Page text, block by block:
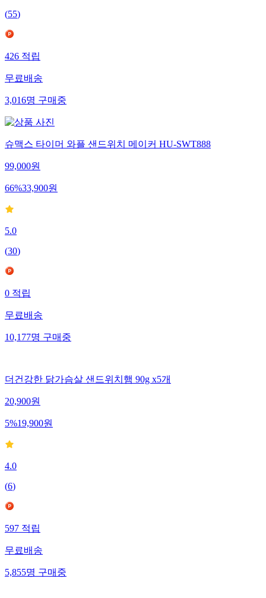
(55)
426 적립
무료배송
3,016명 구매중
슈맥스 타이머 와플 샌드위치 메이커 HU-SWT888
99,000원
66%33,900원
5.0
(30)
0 적립
무료배송
10,177명 구매중
더건강한 닭가슴살 샌드위치햄 90g x5개
20,900원
5%19,900원
4.0
(6)
597적립
무료배송
5,855명구매중